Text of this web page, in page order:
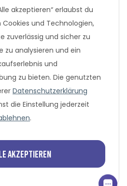
inklusive der gesetzlich geltenden
Überweisung oder 0%
können bei anderen
vorbehaltlich
akzeptieren“ erlaubst du
Cookies und Technologien,
zuverlässig und sicher zu
zu analysieren und ein
und
zu bieten. Die genutzten
Datenschutzerklärung
die Einstellung jederzeit
.
akzeptieren